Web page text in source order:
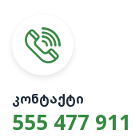
ᲙᲝᲜᲢᲐᲥᲢᲘ
555 477 911